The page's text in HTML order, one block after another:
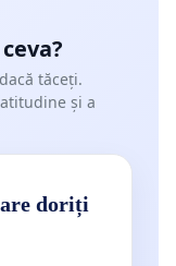
tăceți.
și a
doriți